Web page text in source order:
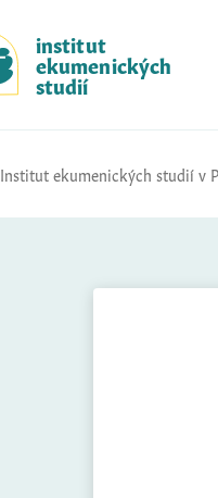
institut
ekumenických
studií
Institut ekumenických studií v